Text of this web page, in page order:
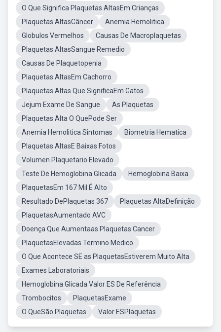
O Que Significa Plaquetas AltasEm Crianças
Plaquetas AltasCâncer
Anemia Hemolitica
Globulos Vermelhos
Causas De Macroplaquetas
Plaquetas AltasSangue Remedio
Causas De Plaquetopenia
Plaquetas AltasEm Cachorro
Plaquetas Altas Que SignificaEm Gatos
Jejum Exame De Sangue
As Plaquetas
Plaquetas Alta O QuePode Ser
Anemia Hemolitica Sintomas
Biometria Hematica
Plaquetas AltasE Baixas Fotos
Volumen Plaquetario Elevado
Teste De Hemoglobina Glicada
Hemoglobina Baixa
PlaquetasEm 167 Mil É Alto
Resultado DePlaquetas 367
Plaquetas AltaDefinição
PlaquetasAumentado AVC
Doença Que Aumentaas Plaquetas Cancer
PlaquetasElevadas Termino Medico
O Que Acontece SE as PlaquetasEstiverem Muito Alta
Exames Laboratoriais
Hemoglobina Glicada Valor ES De Referência
Trombocitos
PlaquetasExame
O QueSão Plaquetas
Valor ESPlaquetas